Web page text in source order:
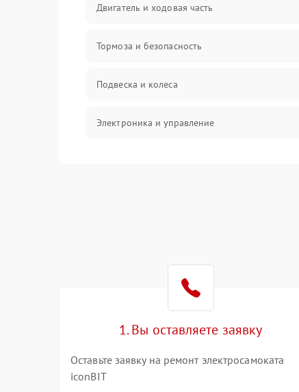
Двигатель и ходовая часть
Тормоза и безопасность
Подвеска и колеса
Электроника и управление
Механические повреждения
1. Вы оставляете заявку
Оставьте заявку на ремонт электросамоката
iconBIT